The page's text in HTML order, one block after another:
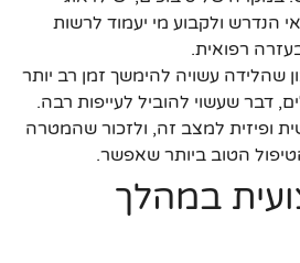
הנדרש ולקבוע מי יעמוד לרשות
רפואית.
שהלידה עשויה להימשך זמן רב יותר
דבר שעשוי להוביל לעייפות רבה.
ופיזית למצב זה, ולזכור שהמטרה
הטוב ביותר שאפשר.
במהלך